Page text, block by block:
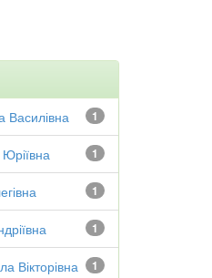
1
Василівна
1
Юріївна
1
1
1
Вікторівна